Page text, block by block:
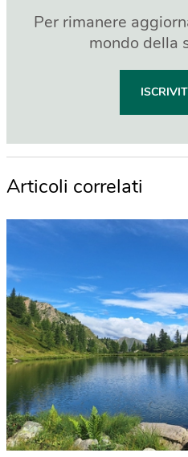
Per rimanere
mondo della
Articoli correlati